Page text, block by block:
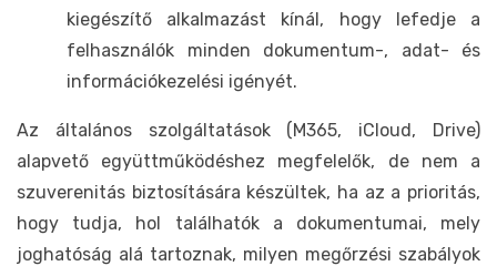
kiegészítő alkalmazást kínál, hogy lefedje a
felhasználók minden dokumentum-, adat- és
információkezelési igényét.
Az általános szolgáltatások (M365, iCloud, Drive)
alapvető együttműködéshez megfelelők, de nem a
szuverenitás biztosítására készültek, ha az a prioritás,
hogy tudja, hol találhatók a dokumentumai, mely
joghatóság alá tartoznak, milyen megőrzési szabályok